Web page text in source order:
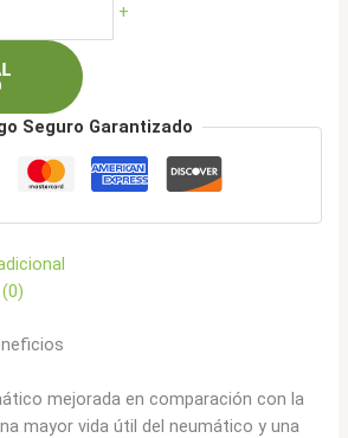
+
Seguro Garantizado
mejorada en comparación con la
mayor vida útil del neumático y una